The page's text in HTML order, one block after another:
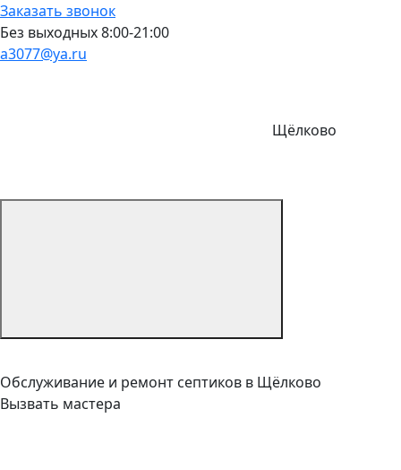
Заказать звонок
Без выходных 8:00-21:00
a3077@ya.ru
Щёлково
Обслуживание и ремонт септиков в Щёлково
Вызвать мастера